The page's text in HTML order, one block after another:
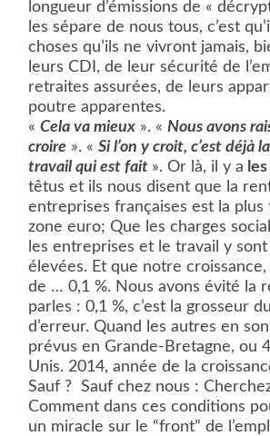
longueur d’émissions de «
les sépare de nous tous, c’est
choses qu’ils ne vivront jamais,
leurs CDI, de leur sécurité de
retraites assurées, de leurs
poutre apparentes.
«Cela va mieux ». «Nous avons
croire ». «Si l’on y croit, c’est déjà
travail qui est fait ». Or là, il y a
têtus et ils nous disent que la
entreprises françaises est la plus
zone euro; Que les charges
les entreprises et le travail y sont
élevées. Et que notre
de … 0,1 %. Nous avons évité la
parles : 0,1 %, c’est la grosseur
d’erreur. Quand les autres en
prévus en Grande-Bretagne, ou
Unis. 2014, année de la
Sauf ? Sauf chez nous :
Comment dans ces conditions
un miracle sur le “front” de